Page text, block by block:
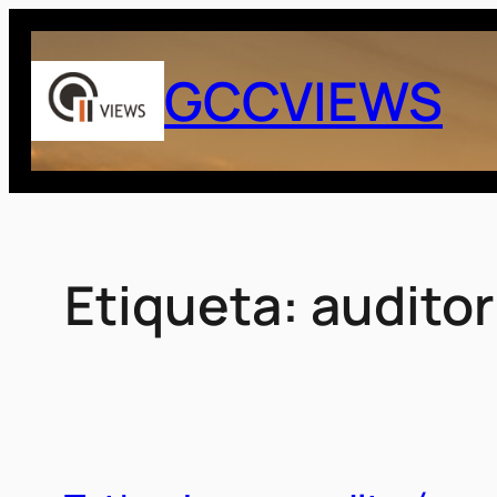
Saltar
contenido
GCCVIEWS
Etiqueta: